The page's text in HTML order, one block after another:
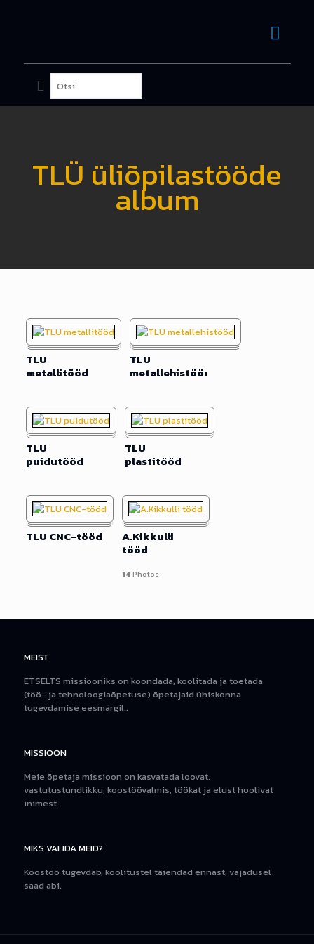
TLÜ üliõpilastööde
album
TLU
metallitööd
TLU
metallehistööd
TLU
puidutööd
TLU
plastitööd
TLU CNC-tööd
A.Kikkulli
tööd
14 Photos
MEIST
ETSELTS missiooniks on koondada, koolitada ja toetada
(töö- ja tehnoloogiaõpetuse) õpetajaid ühiskonna
tugevdamise eesmärgil..
MISSIOON
Meie õpetaja missioon on kasvatada loovat,
vastutustundlikku, koostöövalmis, töökat ja elust hoolivat
inimest.
MIKS VALIDA MEID?
Koostöö tugevdab, koolitustel täiendad ennast, vajadusel
saad abi.